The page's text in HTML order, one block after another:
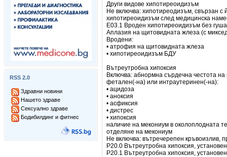
RSS 2.0
Здравни новини
Нашето здраве
Сексуално здраве
Бодибилдинг и фитнес
Други видове хипотиреоидизъм
Не включва: хипотиреодизъм, свързан
хипотиреоидизъм след медицинска
E03.1 Вроден хипотиреоидизъм без гуша
Аплазия на щитовидната жлеза (с
Вродени:
• атрофия на щитовидната жлеза
• хипотиреоидизъм БДУ
Вътреутробна хипоксия
Включва: абнормна сърдечна честота на
фетален(-на) или интраутеринен(-на):
• ацидоза
• аноксия
• асфиксия
• дистрес
• хипоксия
наличие на мекониум в околоплодната
отделяне на мекониум
Не включва: вътречерепен кръвоизлив,
Р20.0 Вътреутробна хипоксия,
Р20.1 Вътреутробна хипоксия,